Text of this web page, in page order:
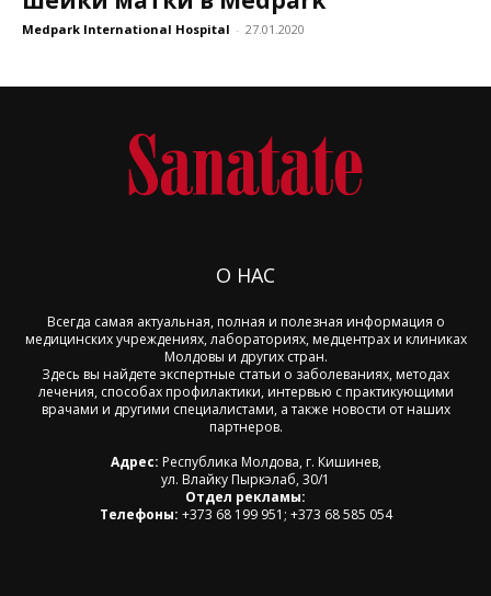
Medpark International Hospital - 27.01.2020
О НАС
Всегда самая актуальная, полная и полезная информация о
медицинских учреждениях, лабораториях, медцентрах и клиниках
Молдовы и других стран.
Здесь вы найдете экспертные статьи о заболеваниях, методах
лечения, способах профилактики, интервью с практикующими
врачами и другими специалистами, а также новости от наших
партнеров.
Адрес: Республика Молдова, г. Кишинев,
ул. Влайку Пыркэлаб, 30/1
Отдел рекламы:
Телефоны: +373 68 199 951; +373 68 585 054